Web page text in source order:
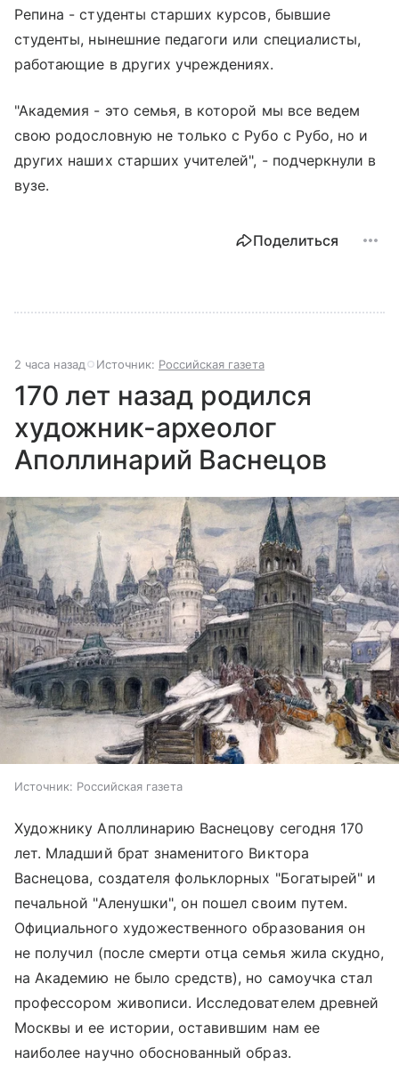
Репина - студенты старших курсов, бывшие
студенты, нынешние педагоги или специалисты,
работающие в других учреждениях.
"Академия - это семья, в которой мы все ведем
свою родословную не только с Рубо с Рубо, но и
других наших старших учителей", - подчеркнули в
вузе.
Поделиться
2 часа назад Источник: Российская газета
170 лет назад родился
художник-археолог
Аполлинарий Васнецов
Источник: Российская газета
Художнику Аполлинарию Васнецову сегодня 170
лет. Младший брат знаменитого Виктора
Васнецова, создателя фольклорных "Богатырей" и
печальной "Аленушки", он пошел своим путем.
Официального художественного образования он
не получил (после смерти отца семья жила скудно,
на Академию не было средств), но самоучка стал
профессором живописи. Исследователем древней
Москвы и ее истории, оставившим нам ее
наиболее научно обоснованный образ.